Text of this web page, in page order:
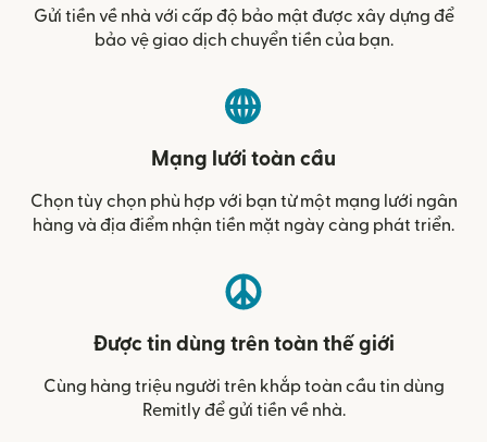
Gửi tiền về nhà với cấp độ bảo mật được xây dựng để
bảo vệ giao dịch chuyển tiền của bạn.
Mạng lưới toàn cầu
Chọn tùy chọn phù hợp với bạn từ một mạng lưới ngân
hàng và địa điểm nhận tiền mặt ngày càng phát triển.
Được tin dùng trên toàn thế giới
Cùng hàng triệu người trên khắp toàn cầu tin dùng
Remitly để gửi tiền về nhà.